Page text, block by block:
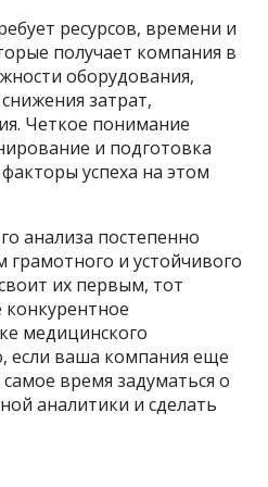
ресурсов, времени и
получает компания в
оборудования,
затрат,
Четкое понимание
и подготовка
успеха на этом
анализа постепенно
грамотного и устойчивого
их первым, тот
конкурентное
медицинского
если ваша компания еще
время задуматься о
аналитики и сделать